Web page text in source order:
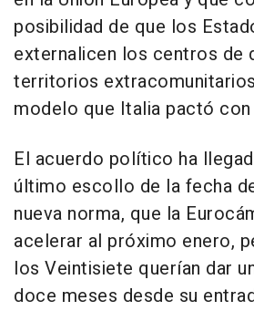
posibilidad de que los
externalicen los centros de
territorios
modelo que Italia pactó con
El acuerdo político ha
último escollo de la fecha
nueva norma, que la
acelerar al próximo enero,
los Veintisiete querían dar
doce meses desde su